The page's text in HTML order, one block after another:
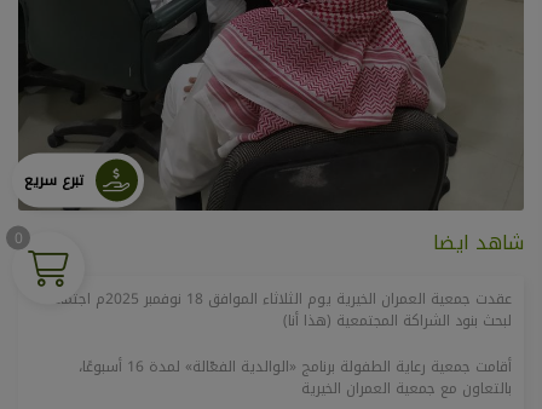
شاهد ايضا
عقدت جمعية العمران الخيرية يوم الثلاثاء الموافق 18 نوفمبر 2025م اجتماعًا
لبحث بنود الشراكة المجتمعية (هذا أنا)
أقامت جمعية رعاية الطفولة برنامج «الوالدية الفعّالة» لمدة 16 أسبوعًا،
بالتعاون مع جمعية العمران الخيرية
تبرع سريع
0